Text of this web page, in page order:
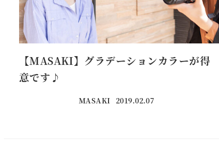
【MASAKI】グラデーションカラーが得
意です♪
MASAKI 投稿日
2019.02.07